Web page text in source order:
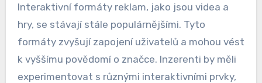
Interaktivní formáty reklam, jako jsou videa a
hry, se stávají stále populárnějšími. Tyto
formáty zvyšují zapojení uživatelů a mohou vést
k vyššímu povědomí o značce. Inzerenti by měli
experimentovat s různými interaktivními prvky,